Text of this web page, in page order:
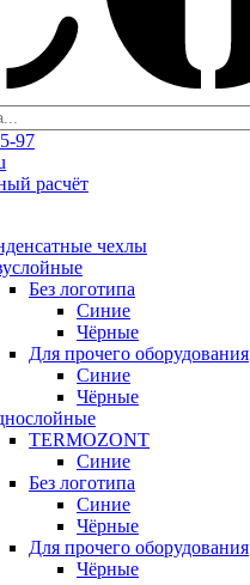
97
расчёт
чехлы
Без логотипа
Синие
Чёрные
Для прочего оборудования
Синие
Чёрные
TERMOZONT
Синие
Без логотипа
Синие
Чёрные
Для прочего оборудования
Чёрные